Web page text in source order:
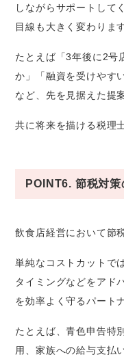
しながらサポートして
目線も大きく変わります
たとえば「3年後に2号
か」「融資を受けやす
など、先を見据えた提
共に将来を描ける税理
POINT6. 節税対
飲食店経営において節
単純なコストカットで
タイミングなどをアド
を効率よく守るパート
たとえば、青色申告特
用、家族への給与支払